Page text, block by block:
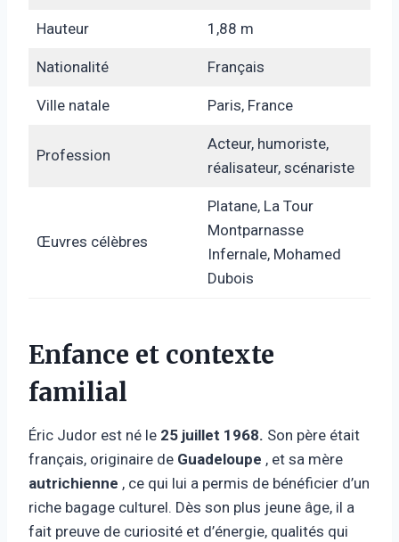
Hauteur 1,88 m
Nationalité Français
Ville natale Paris, France
Profession
Acteur, humoriste,
réalisateur, scénariste
Œuvres célèbres
Platane, La Tour
Montparnasse
Infernale, Mohamed
Dubois
Enfance et contexte
familial
Éric Judor est né le 25 juillet 1968. Son père était
français, originaire de Guadeloupe , et sa mère
autrichienne , ce qui lui a permis de bénéficier d’un
riche bagage culturel. Dès son plus jeune âge, il a
fait preuve de curiosité et d’énergie, qualités qui